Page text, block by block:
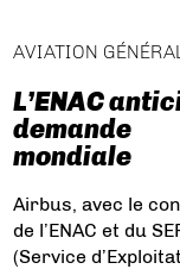
AVIATION
L’ENAC
demande
mondiale
Airbus, avec le
de l’ENAC et du
(Service